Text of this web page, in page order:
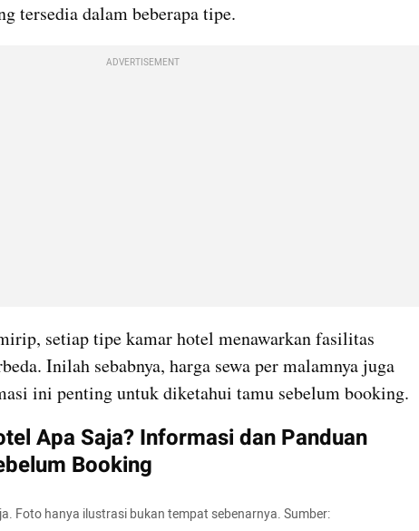
tersedia dalam beberapa tipe.
ADVERTISEMENT
setiap tipe kamar hotel menawarkan fasilitas
Inilah sebabnya, harga sewa per malamnya juga
ini penting untuk diketahui tamu sebelum booking.
Apa Saja? Informasi dan Panduan
Booking
Foto hanya ilustrasi bukan tempat sebenarnya. Sumber: